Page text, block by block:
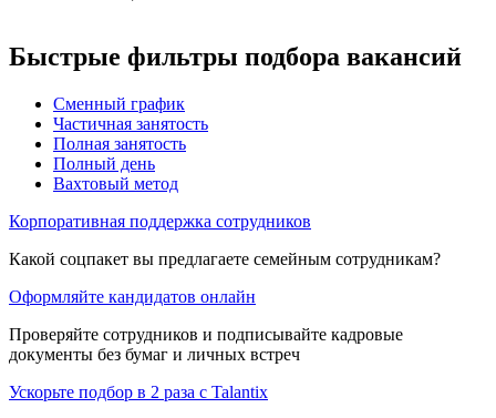
Быстрые фильтры подбора вакансий
Сменный график
Частичная занятость
Полная занятость
Полный день
Вахтовый метод
Корпоративная поддержка сотрудников
Какой соцпакет вы предлагаете семейным сотрудникам?
Оформляйте кандидатов онлайн
Проверяйте сотрудников и подписывайте кадровые
документы без бумаг и личных встреч
Ускорьте подбор в 2 раза с Talantix